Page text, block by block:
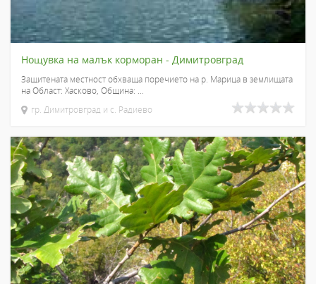
Нощувка на малък корморан - Димитровград
Защитената местност обхваща поречието на р. Марица в землищата
на Област: Хасково, Община: ...
гр. Димитровград и с. Радиево